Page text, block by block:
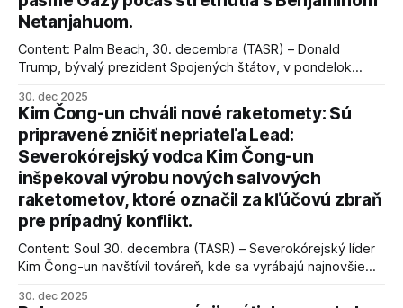
Netanjahuom.
Content: Palm Beach, 30. decembra (TASR) – Donald
Trump, bývalý prezident Spojených štátov, v pondelok
kľúčové pre úspešné dosiahnutie prímeria v Gaze. Agentúra
AFP informuje, že Trump vyjadril presvedčenie, že Izrael plní
podmienky dohody o prí
30. dec 2025
Kim Čong-un chváli nové raketomety: Sú
pripravené zničiť nepriateľa Lead:
Severokórejský vodca Kim Čong-un
inšpekoval výrobu nových salvových
raketometov, ktoré označil za kľúčovú zbraň
pre prípadný konflikt.
Content: Soul 30. decembra (TASR) – Severokórejský líder
Kim Čong-un navštívil továreň, kde sa vyrábajú najnovšie
schopnosti. Informovali o tom štátne médiá KĽDR, na ktoré
30. dec 2025